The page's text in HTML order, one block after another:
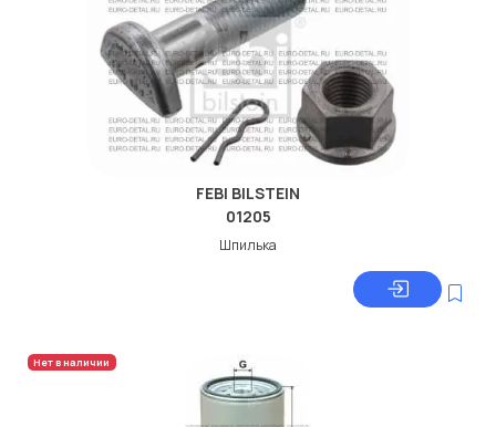
FEBI BILSTEIN
01205
Шпилька
Нет в наличии